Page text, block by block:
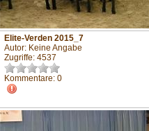
Elite-Verden 2015_7
Autor: Keine Angabe
Zugriffe: 4537
Kommentare: 0